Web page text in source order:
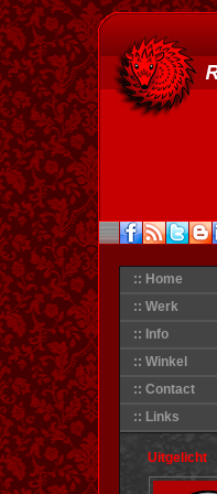
:: Home
:: Werk
:: Info
:: Winkel
:: Contact
:: Links
Uitgelicht